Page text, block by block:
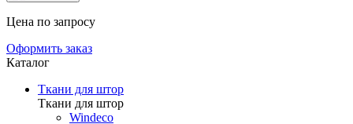
Цена по запросу
Оформить заказ
Каталог
Ткани для штор
Ткани для штор
Windeco